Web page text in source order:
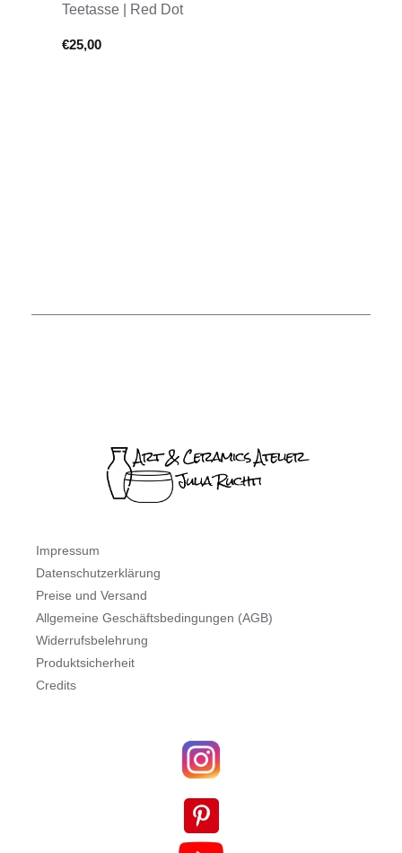
Teetasse | Red Dot
€25,00
Impressum
Datenschutzerklärung
Preise und Versand
Allgemeine Geschäftsbedingungen (AGB)
Widerrufsbelehrung
Produktsicherheit
Credits